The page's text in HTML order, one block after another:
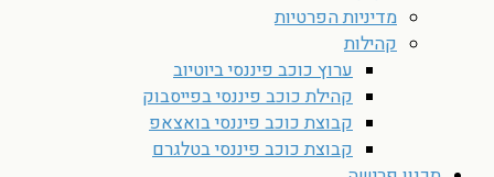
מדיניות הפרטיות
קהילות
ערוץ כוכב פיננסי ביוטיוב
קהילת כוכב פיננסי בפייסבוק
קבוצת כוכב פיננסי בואצאפ
קבוצת כוכב פיננסי בטלגרם